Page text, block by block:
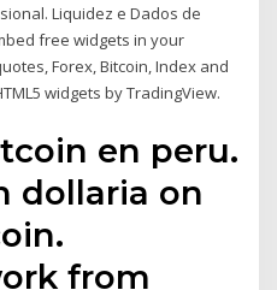
Liquidez e Dados de
free widgets in your
Forex, Bitcoin, Index and
widgets by TradingView.
en peru.
dollaria on
from